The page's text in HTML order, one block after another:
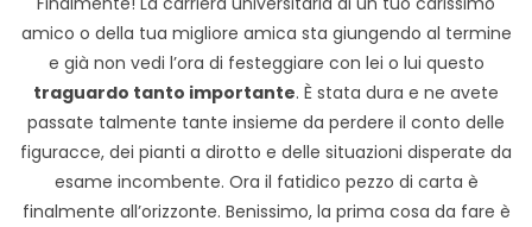
amico o della tua migliore amica sta giungendo al termine
e già non vedi l’ora di festeggiare con lei o lui questo
traguardo tanto importante. È stata dura e ne avete
passate talmente tante insieme da perdere il conto delle
figuracce, dei pianti a dirotto e delle situazioni disperate da
esame incombente. Ora il fatidico pezzo di carta è
finalmente all’orizzonte. Benissimo, la prima cosa da fare è